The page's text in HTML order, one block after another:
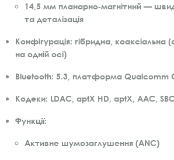
14,5 мм планарно‑магнітний —
та деталізація
Конфігурація: гібридна, коаксіальна
на одній осі)
Bluetooth: 5.3, платформа Qualcomm
Кодеки: LDAC, aptX HD, aptX, AAC, SBC
Функції:
Активне шумозаглушення (ANC)